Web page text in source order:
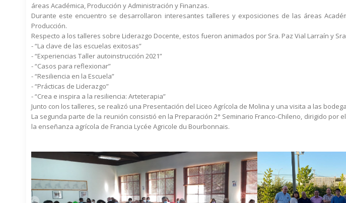
áreas Académica, Producción y Administración y Finanzas.
Durante este encuentro se desarrollaron interesantes talleres y exposiciones de las áreas
Producción.
Respecto a los talleres sobre Liderazgo Docente, estos fueron animados por Sra. Paz Vial Larraín y
- “La clave de las escuelas exitosas”
- “Experiencias Taller autoinstrucción 2021”
- “Casos para reflexionar”
- “Resiliencia en la Escuela”
- “Prácticas de Liderazgo”
- “Crea e inspira a la resiliencia: Arteterapia”
Junto con los talleres, se realizó una Presentación del Liceo Agrícola de Molina y una visita a las
La segunda parte de la reunión consistió en la Preparación 2° Seminario Franco-Chileno, dirigido por
la enseñanza agrícola de Francia Lycée Agricole du Bourbonnais.